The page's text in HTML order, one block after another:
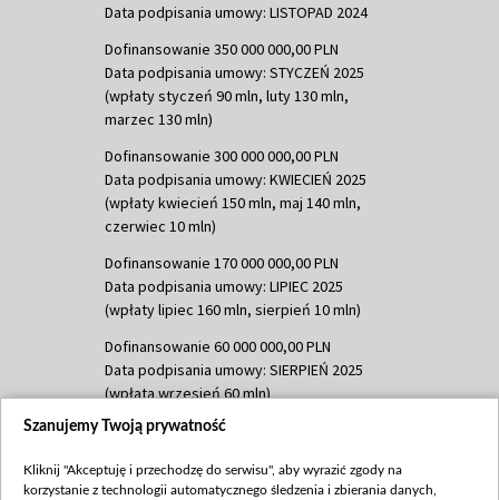
Data podpisania umowy: LISTOPAD 2024
Dofinansowanie 350 000 000,00 PLN
Data podpisania umowy: STYCZEŃ 2025
(wpłaty styczeń 90 mln, luty 130 mln,
marzec 130 mln)
Dofinansowanie 300 000 000,00 PLN
Data podpisania umowy: KWIECIEŃ 2025
(wpłaty kwiecień 150 mln, maj 140 mln,
czerwiec 10 mln)
Dofinansowanie 170 000 000,00 PLN
Data podpisania umowy: LIPIEC 2025
(wpłaty lipiec 160 mln, sierpień 10 mln)
Dofinansowanie 60 000 000,00 PLN
Data podpisania umowy: SIERPIEŃ 2025
(wpłata wrzesień 60 mln)
Dofinansowanie 635 783 051,21 PLN
(wpłata wrzesień 100 mln, październik 350
Szanujemy Twoją prywatność
Kliknij "Akceptuję i przechodzę do serwisu", aby wyrazić zgody na
korzystanie z technologii automatycznego śledzenia i zbierania danych,